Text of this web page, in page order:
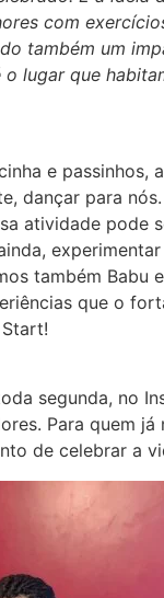
com
também um
lugar que
e passinhos,
dançar para
atividade pode
também Babu
que o
Start!
segunda, no
Para quem
de celebrar a